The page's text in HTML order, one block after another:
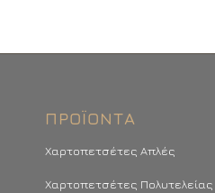
ΠΡΟΪΌΝΤΑ
Χαρτοπετσέτες Απλές
Χαρτοπετσέτες Πολυτελείας